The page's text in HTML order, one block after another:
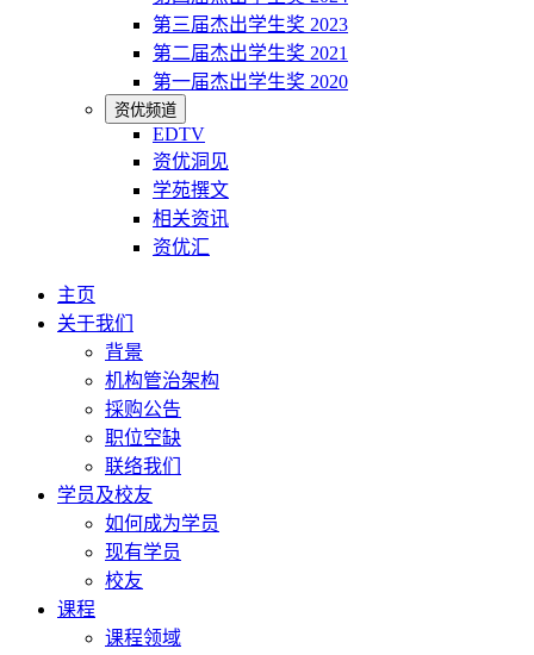
第三届杰出学生奖 2023
第二届杰出学生奖 2021
第一届杰出学生奖 2020
资优频道
EDTV
资优洞见
学苑撰文
相关资讯
资优汇
主页
关于我们
背景
机构管治架构
採购公告
职位空缺
联络我们
学员及校友
如何成为学员
现有学员
校友
课程
课程领域